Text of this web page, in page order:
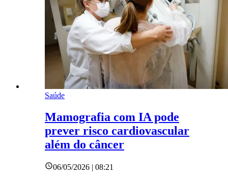
Saúde
Mamografia com IA pode
prever risco cardiovascular
além do câncer
06/05/2026 | 08:21